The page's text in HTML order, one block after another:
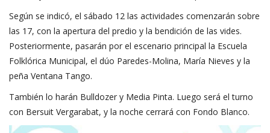
Según se indicó, el sábado 12 las actividades comenzarán sobre
las 17, con la apertura del predio y la bendición de las vides.
Posteriormente, pasarán por el escenario principal la Escuela
Folklórica Municipal, el dúo Paredes-Molina, María Nieves y la
peña Ventana Tango.
También lo harán Bulldozer y Media Pinta. Luego será el turno
con Bersuit Vergarabat, y la noche cerrará con Fondo Blanco.